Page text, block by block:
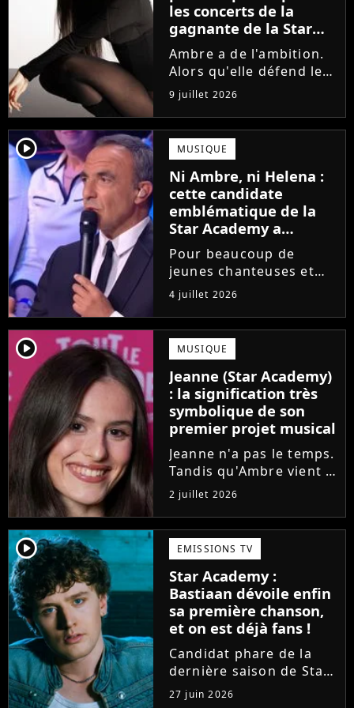
les concerts de la
gagnante de la Star
Academy !
Ambre a de l'ambition.
Alors qu'elle défend le
single J'me demande et
qu'elle prépare son
premier album, la
gagnante de la dernière
saison de la Star
Academy annonce les
dates de sa...
9 juillet 2026
player2 MUSIQUE
Ni Ambre, ni Helena :
cette candidate
emblématique de la
Star Academy a
souffert après
l'émission, "J'étais
traitée de potiche"
Pour beaucoup de
jeunes chanteuses et
chanteurs, la Star
Academy est un rêve.
Mais comme l'a rappelé
une ancienne gagnante,
l'émission de TF1 n'est
pas toujours simple à
vivre.
4 juillet 2026
player2 MUSIQUE
Jeanne (Star Academy)
: la signification très
symbolique de son
premier projet musical
Jeanne n'a pas le temps.
Tandis qu'Ambre vient à
peine de dévoiler son
premier single, l'ex-
candidate de la Star
Academy s'apprête à
sortir un troisième titre
(Les règles) et vient...
2 juillet 2026
player2 EMISSIONS TV
Star Academy :
Bastiaan dévoile enfin
sa première chanson,
et on est déjà fans !
Candidat phare de la
dernière saison de Star
Academy, Bastiaan fait
27 juin 2026